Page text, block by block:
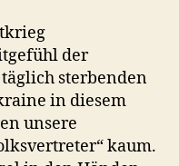
der
sterbenden
in diesem
unsere
kaum.